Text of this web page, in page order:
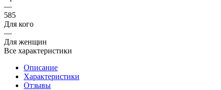
—
585
Для кого
—
Для женщин
Все характеристики
Описание
Характеристики
Отзывы